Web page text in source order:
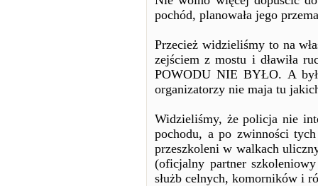
pochód, planowała jego
Przecież widzieliśmy to na
zejściem z mostu i dławiła
POWODU NIE BYŁO. A
organizatorzy nie maja tu
Widzieliśmy, że policja nie
pochodu, a po zwinności
przeszkoleni w walkach
(oficjalny partner
służb celnych, komorników i